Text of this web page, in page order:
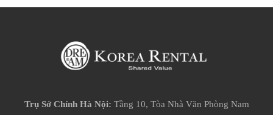
Trụ Sở Chính Hà Nội: Tầng 10, Tòa Nhà Văn Phòng Nam